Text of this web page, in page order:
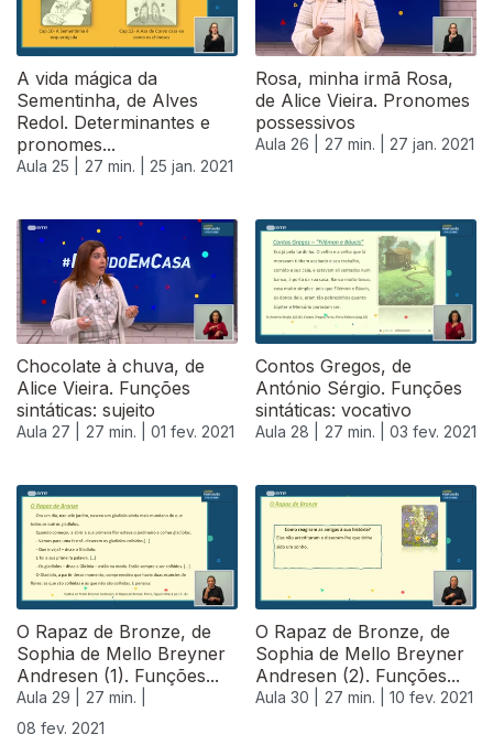
A vida mágica da
Sementinha, de Alves
Redol. Determinantes e
pronomes...
Aula 25 | 27 min. | 25 jan. 2021
Rosa, minha irmã Rosa,
de Alice Vieira. Pronomes
possessivos
Aula 26 | 27 min. | 27 jan. 2021
Chocolate à chuva, de
Alice Vieira. Funções
sintáticas: sujeito
Aula 27 | 27 min. | 01 fev. 2021
Contos Gregos, de
António Sérgio. Funções
sintáticas: vocativo
Aula 28 | 27 min. | 03 fev. 2021
O Rapaz de Bronze, de
Sophia de Mello Breyner
Andresen (1). Funções...
Aula 29 |
27 min. |
08 fev. 2021
O Rapaz de Bronze, de
Sophia de Mello Breyner
Andresen (2). Funções...
Aula 30 | 27 min. | 10 fev. 2021